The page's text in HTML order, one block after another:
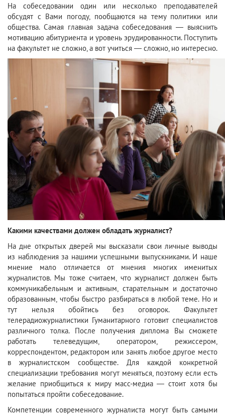
На собеседовании один или несколько преподавателей
обсудят с Вами погоду, пообщаются на тему политики или
общества. Самая главная задача собеседования — выяснить
мотивацию абитуриента и уровень эрудированности. Поступить
на факультет не сложно, а вот учиться — сложно, но интересно.
Какими качествами должен обладать журналист?
​На дне открытых дверей мы высказали свои личные выводы
из наблюдения за нашими успешными выпускниками. И наше
мнение мало отличается от мнения многих именитых
журналистов. Мы тоже считаем, что журналист должен быть
коммуникабельным и активным, старательным и достаточно
образованным, чтобы быстро разбираться в любой теме. Но и
тут нельзя обойтись без оговорок. Факультет
телерадиожурналистики Гуманитарного готовит специалистов
различного толка. После получения диплома Вы сможете
работать телеведущим, оператором, режиссером,
корреспондентом, редактором или занять любое другое место
в журналистском сообществе. Для каждой конкретной
специализации требования могут меняться, поэтому если есть
желание приобщиться к миру масс-медиа — стоит хотя бы
попытаться пройти собеседование.
Компетенции современного журналиста могут быть самыми